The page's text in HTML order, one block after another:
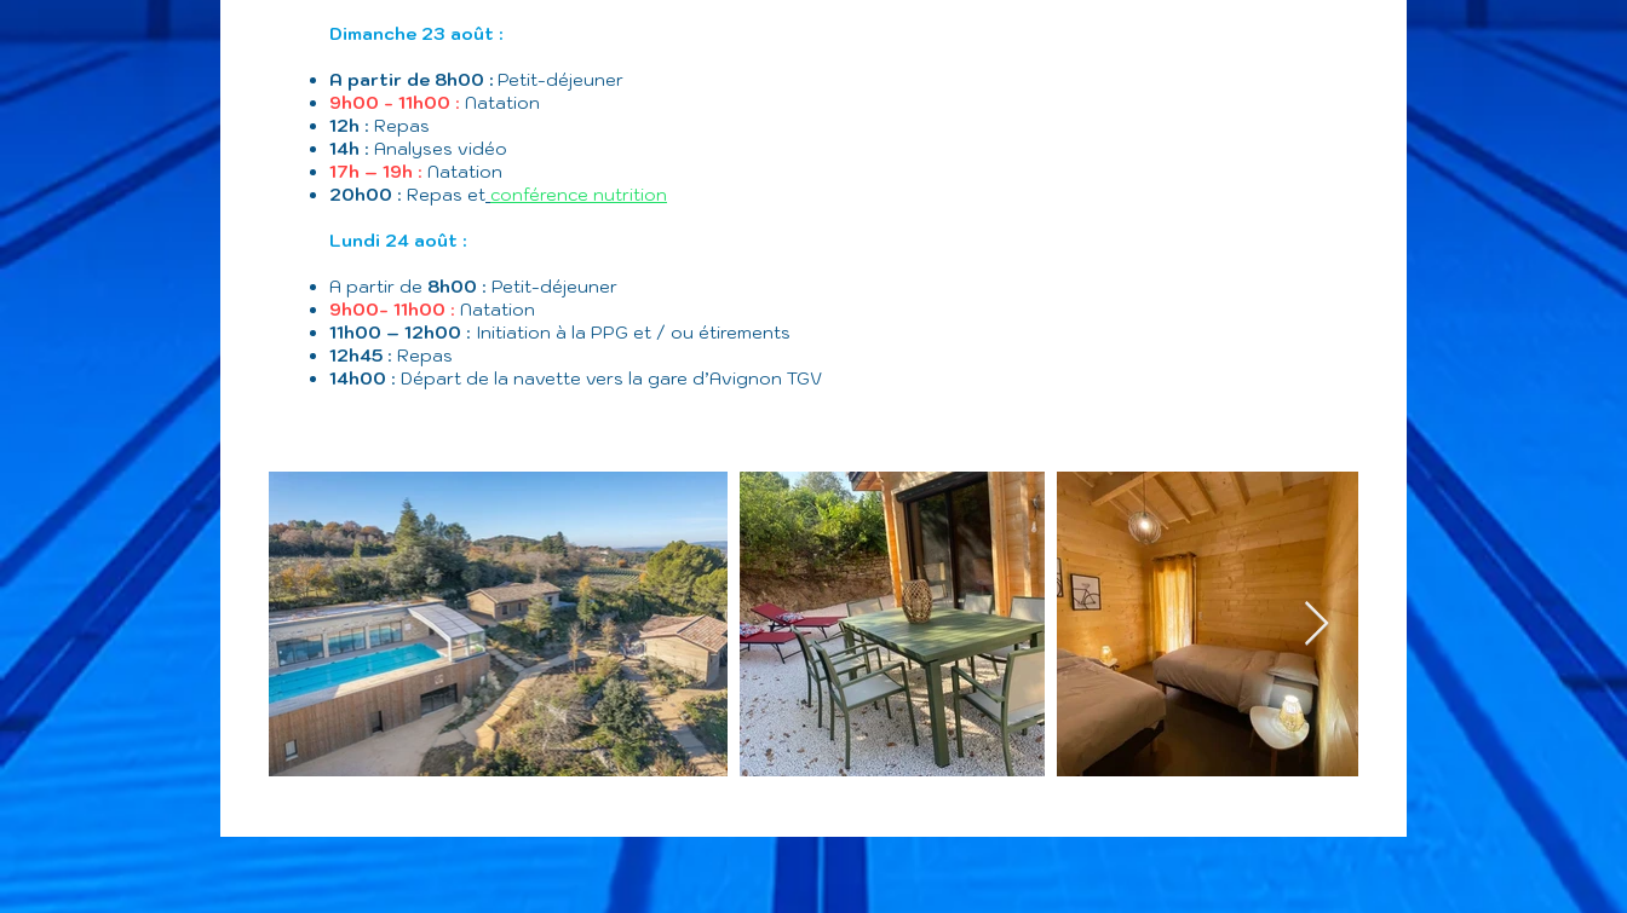
Dimanche 23 août :
A partir de 8h00 : Petit-déjeuner
9h00 - 11h00 : Natation
12h : Repas
14h : Analyses vidéo
17h – 19h : Natation
20h00 : Repas et conférence nutrition
Lundi 24 août :
A partir de 8h00 : Petit-déjeuner
9h00- 11h00 : Natation
11h00 – 12h00 : Initiation à la PPG et / ou étirements
12h45 : Repas
14h00 : Départ de la navette vers la gare d’Avignon TGV